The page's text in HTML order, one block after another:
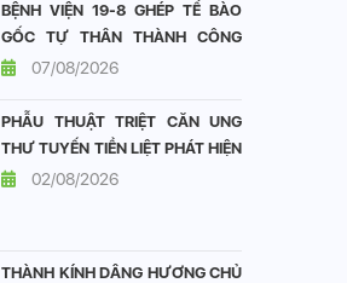
BỆNH VIỆN 19-8 GHÉP TẾ BÀO
GỐC TỰ THÂN THÀNH CÔNG
CHO BỆNH NHÂN ĐA U TỦY
07/08/2026
PHẪU THUẬT TRIỆT CĂN UNG
THƯ TUYẾN TIỀN LIỆT PHÁT HIỆN
SỚM TẠI BỆNH VIỆN 19-8: DUY
02/08/2026
THÀNH KÍNH DÂNG HƯƠNG CHỦ